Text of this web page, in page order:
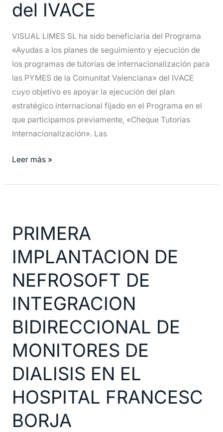
del IVACE
VISUAL LIMES SL ha sido beneficiaria del Programa
«Ayudas a los planes de seguimiento y ejecución de
los programas de tutorías de internacionalización para
las PYMES de la Comunitat Valenciana» del IVACE
cuyo objetivo es apoyar la ejecución del plan
estratégico internacional fijado en el Programa en el
que participamos previamente, «Cheque Tutorías
Internacionalización». Las
los
programas
de
Tutorías
de
Internacionalización
del
IVACE
Leer más »
PRIMERA
IMPLANTACION DE
NEFROSOFT DE
INTEGRACION
BIDIRECCIONAL DE
MONITORES DE
DIALISIS EN EL
HOSPITAL FRANCESC
BORJA
DE
DE
INTEGRACION
BIDIRECCIONAL
DE
DE
DIALISIS
EN
EL
FRANCESC
BORJA